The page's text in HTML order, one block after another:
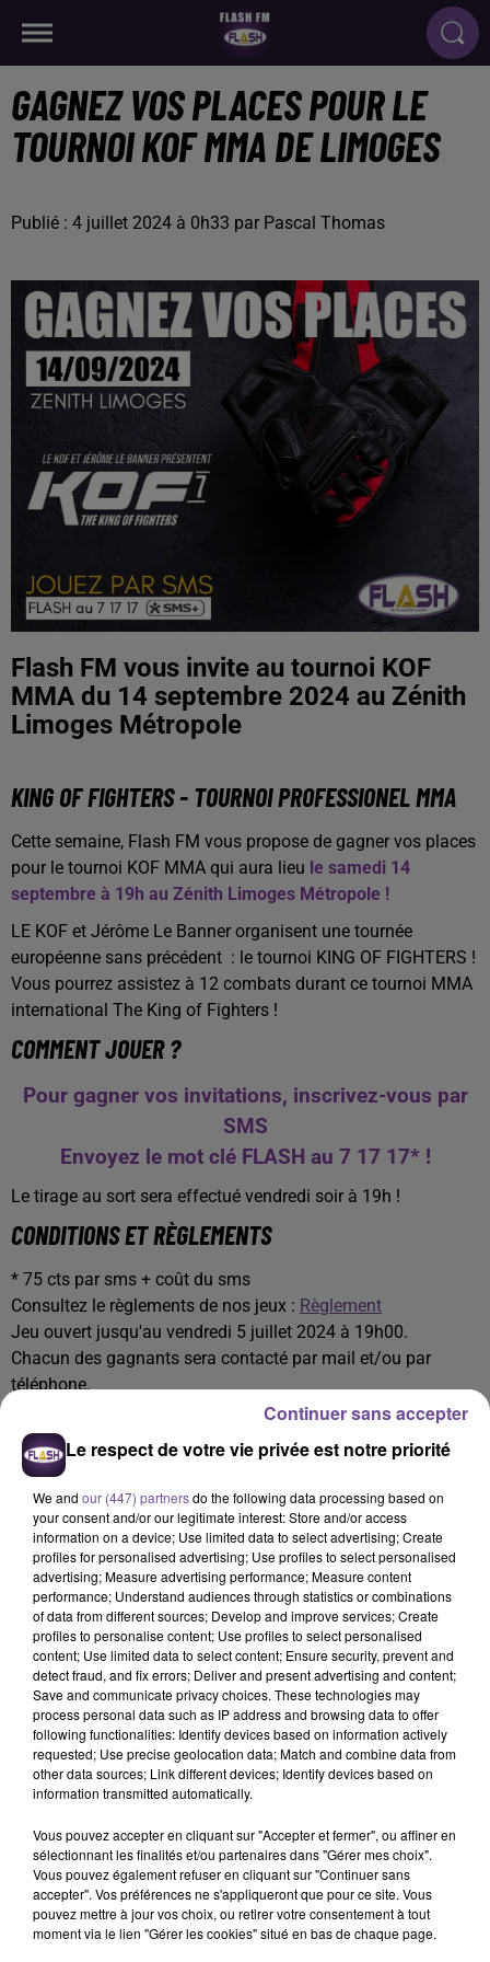
GAGNEZ VOS PLACES POUR LE
TOURNOI KOF MMA DE LIMOGES
Publié : 4 juillet 2024 à 0h33 par Pascal Thomas
Flash FM vous invite au tournoi KOF
MMA du 14 septembre 2024 au Zénith
Limoges Métropole
KING OF FIGHTERS - TOURNOI PROFESSIONEL MMA
Cette semaine, Flash FM vous propose de gagner vos places
pour le tournoi KOF MMA qui aura lieu le samedi 14
septembre à 19h au Zénith Limoges Métropole !
LE KOF et Jérôme Le Banner organisent une tournée
européenne sans précédent : le tournoi KING OF FIGHTERS !
Vous pourrez assistez à 12 combats durant ce tournoi MMA
international The King of Fighters !
COMMENT JOUER ?
Pour gagner vos invitations, inscrivez-vous par
SMS
Envoyez le mot clé FLASH au 7 17 17* !
Le tirage au sort sera effectué vendredi soir à 19h !
CONDITIONS ET RÈGLEMENTS
* 75 cts par sms + coût du sms
Consultez le règlements de nos jeux : Règlement
Jeu ouvert jusqu'au vendredi 5 juillet 2024 à 19h00.
Chacun des gagnants sera contacté par mail et/ou par
téléphone.
A LA UNE
5h01
Limoges lutte contre la prolifération des
moustiques tigres
8 août 2026
Champagnac-la-Rivière : appel à témoins de la
gendarmerie
8 août 2026
Une victime forcée de réaliser plusieurs tags vers
un point de deal
Le respect de votre vie privée est notre priorité
We and our (447) partnersdo the following data processing based on
your consent and/or our legitimate interest: Store and/or access
information on a device; Use limited data to select advertising; Create
profiles for personalised advertising; Use profiles to select personalised
advertising; Measure advertising performance; Measure content
performance; Understand audiences through statistics or combinations
of data from different sources; Develop and improve services; Create
profiles to personalise content; Use profiles to select personalised
content; Use limited data to select content; Ensure security, prevent and
detect fraud, and fix errors; Deliver and present advertising and content;
Save and communicate privacy choices. These technologies may
process personal data such as IP address and browsing data to offer
following functionalities: Identify devices based on information actively
requested; Use precise geolocation data; Match and combine data from
other data sources; Link different devices; Identify devices based on
information transmitted automatically.
Vous pouvez accepter en cliquant sur "Accepter et fermer", ou affiner en
sélectionnant les finalités et/ou partenaires dans "Gérer mes choix".
Vous pouvez également refuser en cliquant sur "Continuer sans
accepter". Vos préférences ne s'appliqueront que pour ce site. Vous
pouvez mettre à jour vos choix, ou retirer votre consentement à tout
moment via le lien "Gérer les cookies" situé en bas de chaque page.
Continuer sans accepter